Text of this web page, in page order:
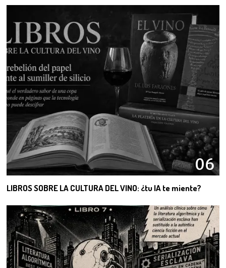
06
LIBROS SOBRE LA CULTURA DEL VINO: ¿tu IA te miente?